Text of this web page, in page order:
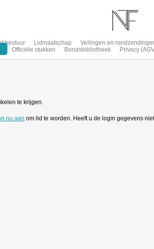
bestuur Lidmaatschap Veilingen en
Officiële stukken Bondsbibliotheek Privacy
te krijgen.
nu aan om lid te worden. Heeft u de login gegevens